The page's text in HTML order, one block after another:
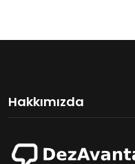
Hakkımızda